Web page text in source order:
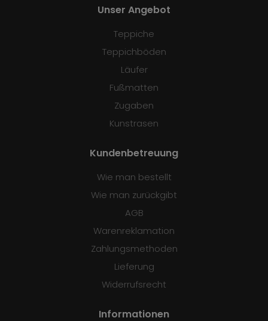
Unser Angebot
Teppiche
Teppichböden
Läufer
Fußmatten
Zugaben
Kunstrasen
Kundenbetreuung
Wie man bestellt
Wie man zurückgibt
AGB
Warenreklamation
Zahlungsmethoden
Lieferung
Widerrufsrecht
Informationen